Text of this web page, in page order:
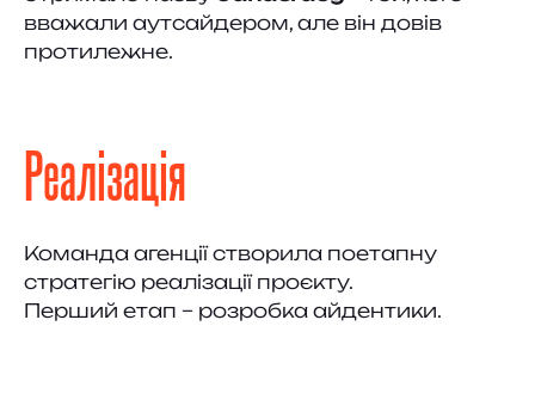
вважали аутсайдером, але він довів
протилежне.
Реалізація
Команда агенції створила поетапну
стратегію реалізації проєкту.
Перший етап – розробка айдентики.